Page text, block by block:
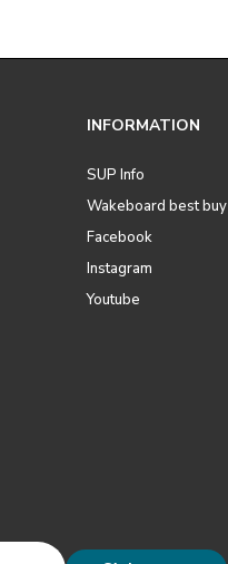
INFORMATION
SUP Info
Wakeboard best buy
Facebook
Instagram
Youtube